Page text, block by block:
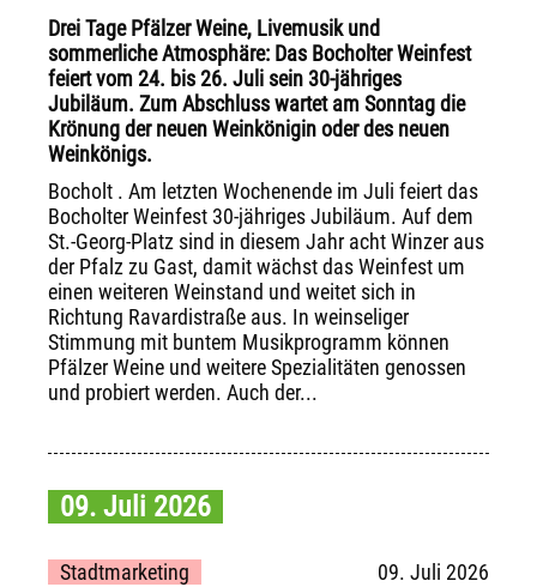
Drei Tage Pfälzer Weine, Livemusik und
sommerliche Atmosphäre: Das Bocholter Weinfest
feiert vom 24. bis 26. Juli sein 30-jähriges
Jubiläum. Zum Abschluss wartet am Sonntag die
Krönung der neuen Weinkönigin oder des neuen
Weinkönigs.
Bocholt . Am letzten Wochenende im Juli feiert das
Bocholter Weinfest 30-jähriges Jubiläum. Auf dem
St.-Georg-Platz sind in diesem Jahr acht Winzer aus
der Pfalz zu Gast, damit wächst das Weinfest um
einen weiteren Weinstand und weitet sich in
Richtung Ravardistraße aus. In weinseliger
Stimmung mit buntem Musikprogramm können
Pfälzer Weine und weitere Spezialitäten genossen
und probiert werden. Auch der...
09. Juli 2026
Stadtmarketing 09. Juli 2026